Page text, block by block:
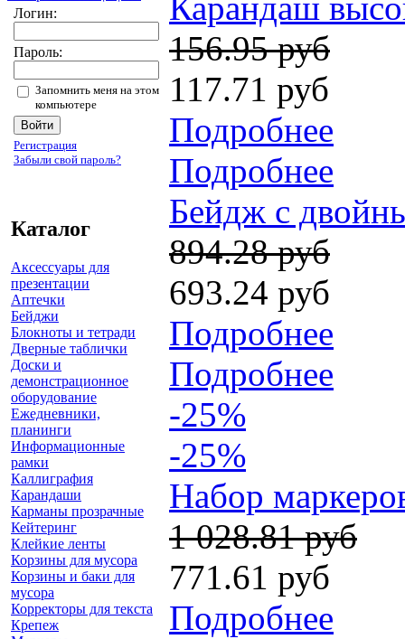
Логин:
Пароль:
Запомнить меня на этом
компьютере
Регистрация
Забыли свой пароль?
Каталог
Аксессуары для
презентации
Аптечки
Бейджи
Блокноты и тетради
Дверные таблички
Доски и
демонстрационное
оборудование
Ежедневники,
планинги
Информационные
рамки
Каллиграфия
Карандаши
Карманы прозрачные
Кейтеринг
Клейкие ленты
Корзины для мусора
Корзины и баки для
мусора
Корректоры для текста
Крепеж
Карандаш
156.95 руб
117.71 руб
Подробнее
Подробнее
Бейдж с
894.28 руб
693.24 руб
Подробнее
Подробнее
-25%
-25%
Набор
1 028.81 руб
771.61 руб
Подробнее